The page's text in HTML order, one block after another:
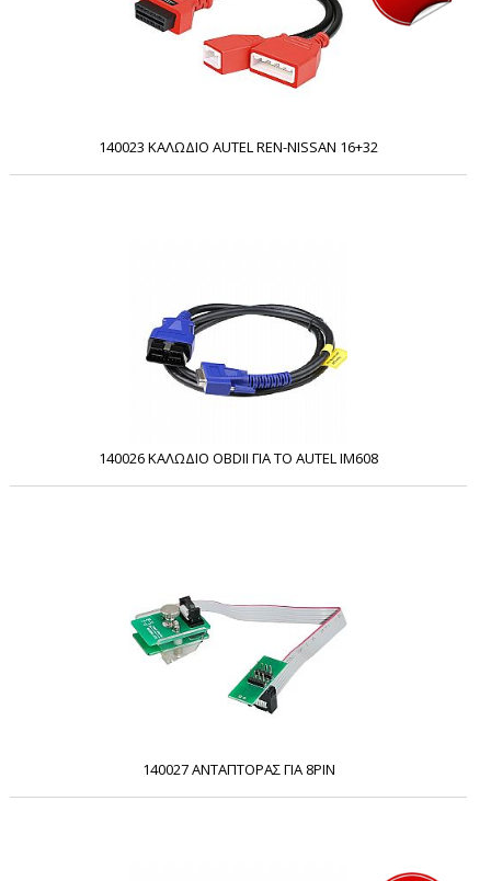
140023 ΚΑΛΩΔΙΟ AUTEL REN-NISSAN 16+32
140026 ΚΑΛΩΔΙΟ OBDII ΓΙΑ ΤΟ AUTEL IM608
140027 ΑΝΤΑΠΤΟΡΑΣ ΓΙΑ 8PIN